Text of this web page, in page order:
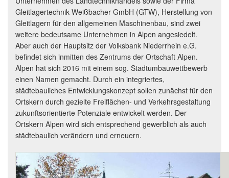
Gleitlagertechnik Weißbacher GmbH (GTW), Herstellung von
Gleitlagern für den allgemeinen Maschinenbau, sind zwei
weitere bedeutsame Unternehmen in Alpen angesiedelt.
Aber auch der Hauptsitz der Volksbank Niederrhein e.G.
befindet sich inmitten des Zentrums der Ortschaft Alpen.
Alpen hat sich 2016 mit einem sog. Stadtumbauwettbewerb
einen Namen gemacht. Durch ein integriertes,
städtebauliches Entwicklungskonzept sollen zunächst für den
Ortskern durch gezielte Freiflächen- und Verkehrsgestaltung
zukunftsorientierte Potenziale entwickelt werden. Der
Ortskern Alpen wird sich entsprechend gewerblich als auch
städtebaulich verändern und erneuern.